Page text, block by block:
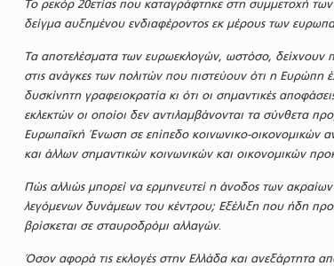
Το ρεκόρ 20ετίας που καταγράφτηκε στη συμμετοχή
δείγμα αυξημένου ενδιαφέροντος εκ μέρους των
Τα αποτελέσματα των ευρωεκλογών, ωστόσο, δείχνουν
στις ανάγκες των πολιτών που πιστεύουν ότι η Ευρώπη
δυσκίνητη γραφειοκρατία κι ότι οι σημαντικές
εκλεκτών οι οποίοι δεν αντιλαμβάνονται τα σύνθετα
Ευρωπαϊκή Ένωση σε επίπεδο κοινωνικο-οικονομικών
και άλλων σημαντικών κοινωνικών και οικονομικών
Πώς αλλιώς μπορεί να ερμηνευτεί η άνοδος των
λεγόμενων δυνάμεων του κέντρου; Εξέλιξη που ήδη
βρίσκεται σε σταυροδρόμι αλλαγών.
Όσον αφορά τις εκλογές στην Ελλάδα και ανεξάρτητα